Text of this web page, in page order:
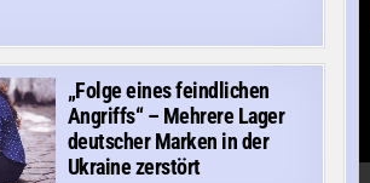
„Folge eines feindlichen
Angriffs“ – Mehrere Lager
deutscher Marken in der
Ukraine zerstört